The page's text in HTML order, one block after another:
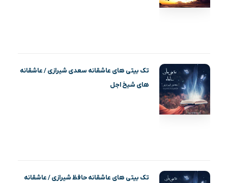
تک بیتی های عاشقانه سعدی شیرازی / عاشقانه
های شیخ اجل
تک بیتی های عاشقانه حافظ شیرازی / عاشقانه